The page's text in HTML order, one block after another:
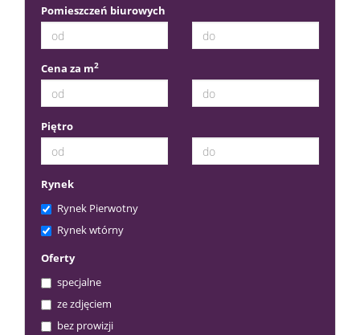
Pomieszczeń biurowych
Cena za m2
Piętro
Rynek
Rynek Pierwotny
Rynek wtórny
Oferty
specjalne
ze zdjęciem
bez prowizji